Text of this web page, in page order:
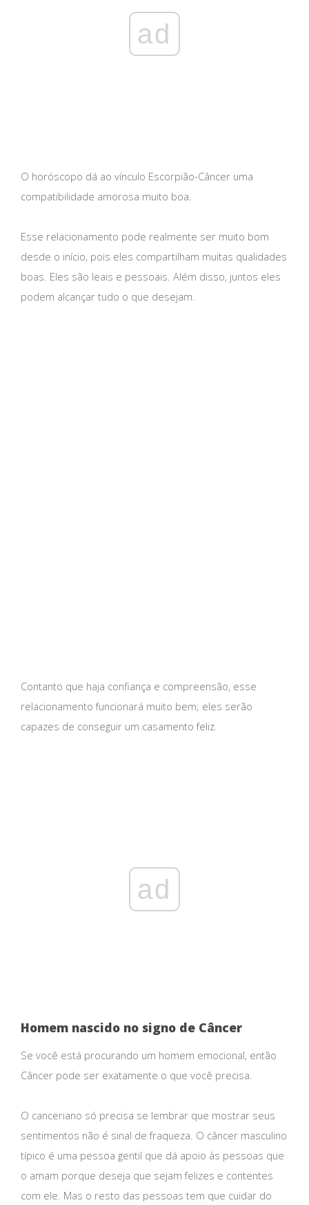
ad
O horóscopo dá ao vínculo Escorpião-Câncer uma
compatibilidade amorosa muito boa.
Esse relacionamento pode realmente ser muito bom
desde o início, pois eles compartilham muitas qualidades
boas. Eles são leais e pessoais. Além disso, juntos eles
podem alcançar tudo o que desejam.
Contanto que haja confiança e compreensão, esse
relacionamento funcionará muito bem; eles serão
capazes de conseguir um casamento feliz.
ad
Homem nascido no signo de Câncer
Se você está procurando um homem emocional, então
Câncer pode ser exatamente o que você precisa.
O canceriano só precisa se lembrar que mostrar seus
sentimentos não é sinal de fraqueza. O câncer masculino
típico é uma pessoa gentil que dá apoio às pessoas que
o amam porque deseja que sejam felizes e contentes
com ele. Mas o resto das pessoas tem que cuidar do